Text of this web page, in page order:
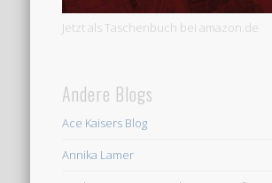
Jetzt als Taschenbuch bei amazon.de
Andere Blogs
Ace Kaisers Blog
Annika Lamer